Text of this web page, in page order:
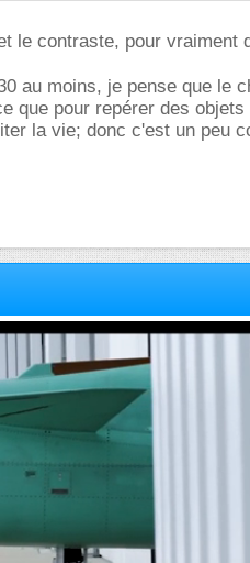
le contraste, pour vraiment
au moins, je pense que le
que pour repérer des objets
la vie; donc c'est un peu